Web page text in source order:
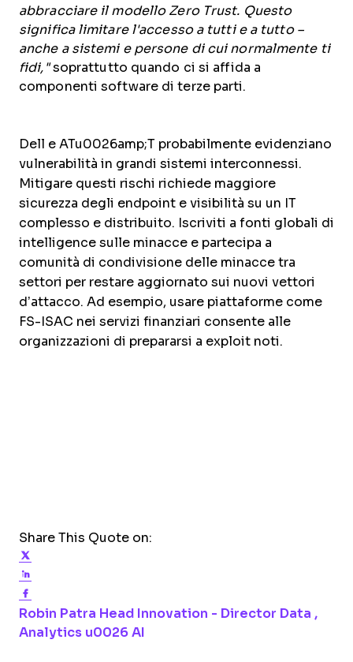
abbracciare il modello Zero Trust. Questo
significa limitare l'accesso a tutti e a tutto –
anche a sistemi e persone di cui normalmente ti
fidi,"soprattutto quando ci si affida a
componenti software di terze parti.
Dell e ATu0026amp;T probabilmente evidenziano
vulnerabilità in grandi sistemi interconnessi.
Mitigare questi rischi richiede maggiore
sicurezza degli endpoint e visibilità su un IT
complesso e distribuito. Iscriviti a fonti globali di
intelligence sulle minacce e partecipa a
comunità di condivisione delle minacce tra
settori per restare aggiornato sui nuovi vettori
d’attacco. Ad esempio, usare piattaforme come
FS-ISAC nei servizi finanziari consente alle
organizzazioni di prepararsi a exploit noti.
Share This Quote on:
Robin Patra Opens new window
Head Innovation - Director Data ,
Analytics u0026 AI